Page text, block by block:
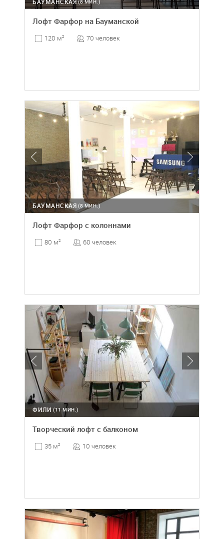
(8 МИН.)
БАУМАНСКАЯ
Лофт Фарфор на Бауманской
120 м2 70 человек
(8 МИН.)
БАУМАНСКАЯ
Лофт Фарфор с колоннами
80 м2 60 человек
(11 МИН.)
ФИЛИ
Творческий лофт с балконом
35 м2 10 человек